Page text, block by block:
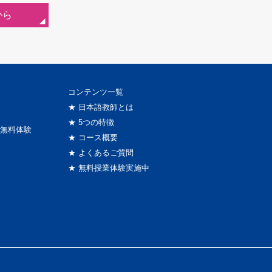
料体験
コンテンツ一覧
★ 日本語教師とは
★ 5つの特徴
★ コース概要
★ よくあるご質問
★ 無料授業体験実施中